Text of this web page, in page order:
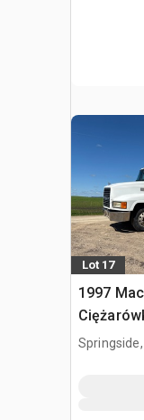
Lot 17
1997
zboża
Springside,